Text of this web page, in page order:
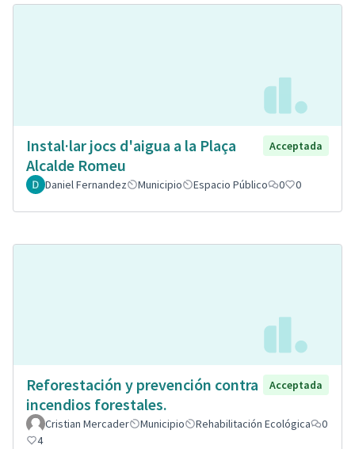
Instal·lar jocs d'aigua a la Plaça
Alcalde Romeu
Acceptada
Daniel Fernandez Municipio Espacio Público 0 0
Reforestación y prevención contra
incendios forestales.
Acceptada
Cristian Mercader Municipio Rehabilitación Ecológica
0
4